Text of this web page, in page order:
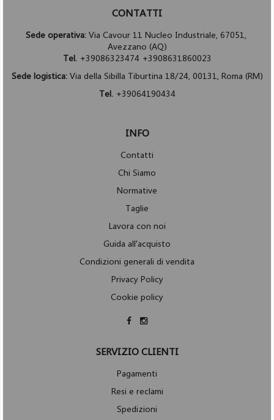
CONTATTI
Sede operativa:Via Cavour 11 Nucleo Industriale, 67051,
Avezzano (AQ)
Tel. +39086323474 +3908631860023
Sede logistica:Via della Sibilla Tiburtina 18/24, 00131, Roma (RM)
Tel. +39064190434
INFO
Contatti
Chi Siamo
Normative
Taglie
Lavora con noi
Guida all'acquisto
Condizioni generali di vendita
Privacy Policy
Cookie policy
SERVIZIO CLIENTI
Pagamenti
Resi e reclami
Spedizioni